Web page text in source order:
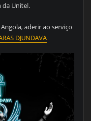
da Unitel.
aderir ao serviço
DJUNDAVA